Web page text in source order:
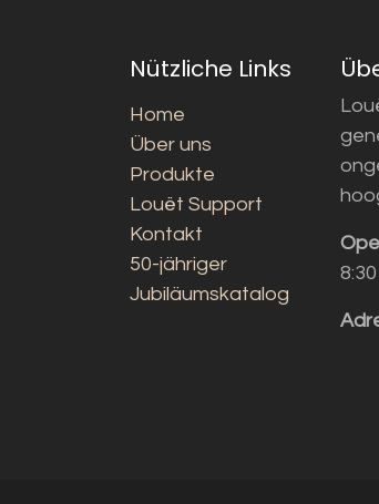
Nützliche Links
Home
Über uns
Produkte
Louët Support
Kontakt
50-jähriger
Jubiläumskatalog